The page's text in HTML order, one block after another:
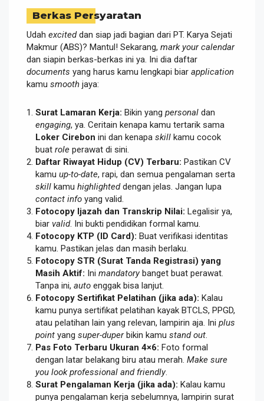
Berkas Persyaratan
Udah exciteddan siap jadi bagian dari PT. Karya Sejati
Makmur (ABS)? Mantul! Sekarang, mark your calendar
dan siapin berkas-berkas ini ya. Ini dia daftar
documents yang harus kamu lengkapi biar application
kamu smooth jaya:
Surat Lamaran Kerja: Bikin yang personal dan
engaging, ya. Ceritain kenapa kamu tertarik sama
Loker Cirebon ini dan kenapa skill kamu cocok
buat role perawat di sini.
Daftar Riwayat Hidup (CV) Terbaru: Pastikan CV
kamu up-to-date, rapi, dan semua pengalaman serta
skill kamu highlighteddengan jelas. Jangan lupa
contact info yang valid.
Fotocopy Ijazah dan Transkrip Nilai: Legalisir ya,
biar valid. Ini bukti pendidikan formal kamu.
Fotocopy KTP (ID Card): Buat verifikasi identitas
kamu. Pastikan jelas dan masih berlaku.
Fotocopy STR (Surat Tanda Registrasi) yang
Masih Aktif: Ini mandatorybanget buat perawat.
Tanpa ini, auto enggak bisa lanjut.
Fotocopy Sertifikat Pelatihan (jika ada): Kalau
kamu punya sertifikat pelatihan kayak BTCLS, PPGD,
atau pelatihan lain yang relevan, lampirin aja. Ini plus
point yang super-duperbikin kamu stand out.
Pas Foto Terbaru Ukuran 4×6: Foto formal
dengan latar belakang biru atau merah. Make sure
you look professional and friendly.
Surat Pengalaman Kerja (jika ada): Kalau kamu
punya pengalaman kerja sebelumnya, lampirin surat